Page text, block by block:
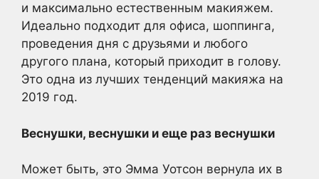
и максимально естественным макияжем.
Идеально подходит для офиса, шоппинга,
проведения дня с друзьями и любого
другого плана, который приходит в голову.
Это одна из лучших тенденций макияжа на
2019 год.
Веснушки, веснушки и еще раз веснушки
Может быть, это Эмма Уотсон вернула их в